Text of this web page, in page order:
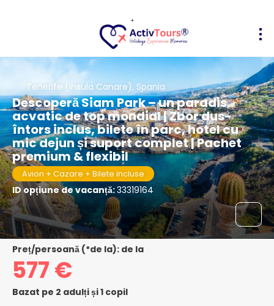
Tenerife (Insula Canare), Spania
Descoperă Siam Park – un paradis
acvatic de top mondial | Zbor dus-
întors inclus, bilete în parc, hotel cu
mic dejun și suport complet | Pachet
premium & flexibil
Avion + Cazare + Bilete incluse
ID opțiune de vacanță:33319164
Preț/persoană (*de la): de la
577 €
Bazat pe 2 adulți și 1 copil